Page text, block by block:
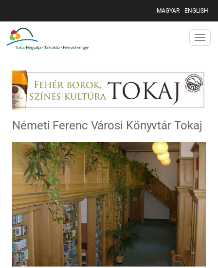
MAGYAR ENGLISH
Toggle
Németi Ferenc Városi Könyvtár Tokaj